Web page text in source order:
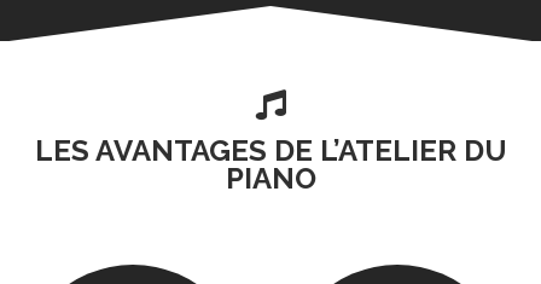

LES AVANTAGES DE L’ATELIER DU
PIANO